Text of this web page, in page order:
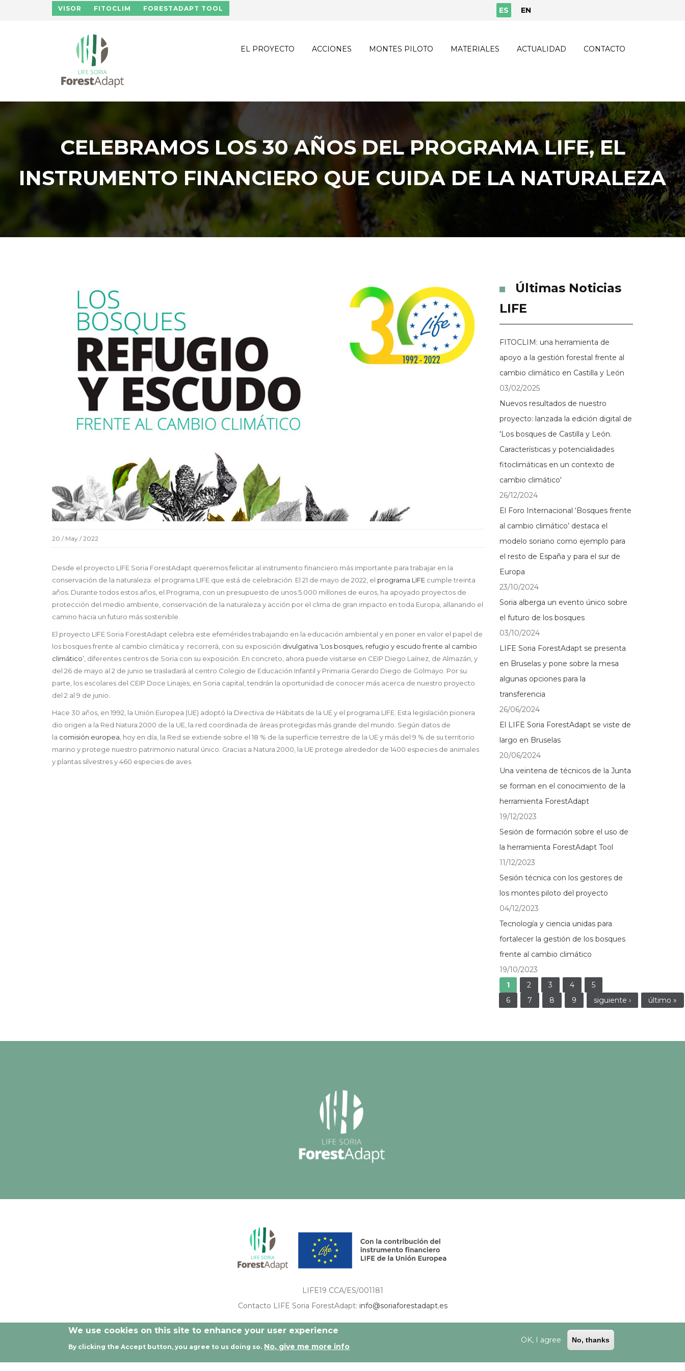
Pasar al contenido principal
VISOR FITOCLIM FORESTADAPT TOOL ES EN
EL PROYECTO ACCIONES MONTES PILOTO MATERIALES ACTUALIDAD CONTACTO
CELEBRAMOS LOS 30 AÑOS DEL PROGRAMA LIFE, EL
INSTRUMENTO FINANCIERO QUE CUIDA DE LA NATURALEZA
20 / May / 2022
Desde el proyecto LIFE Soria ForestAdapt queremos felicitar al instrumento financiero más importante para trabajar en la
conservación de la naturaleza: el programa LIFE que está de celebración. El 21 de mayo de 2022, el programa LIFE cumple treinta
años. Durante todos estos años, el Programa, con un presupuesto de unos 5.000 millones de euros, ha apoyado proyectos de
protección del medio ambiente, conservación de la naturaleza y acción por el clima de gran impacto en toda Europa, allanando el
camino hacia un futuro más sostenible.
El proyecto LIFE Soria ForestAdapt celebra este efemérides trabajando en la educación ambiental y en poner en valor el papel de
los bosques frente al cambio climática y recorrerá, con su exposición divulgativa ‘Los bosques, refugio y escudo frente al cambio
climático’ , diferentes centros de Soria con su exposición. En concreto, ahora puede visitarse en CEIP Diego Laínez, de Almazán, y
del 26 de mayo al 2 de junio se trasladará al centro Colegio de Educación Infantil y Primaria Gerardo Diego de Golmayo. Por su
parte, los escolares del CEIP Doce Linajes, en Soria capital, tendrán la oportunidad de conocer más acerca de nuestro proyecto
del 2 al 9 de junio.
Hace 30 años, en 1992, la Unión Europea (UE) adoptó la Directiva de Hábitats de la UE y el programa LIFE. Esta legislación pionera
dio origen a la Red Natura 2000 de la UE, la red coordinada de áreas protegidas más grande del mundo. Según datos de
la comisión europea , hoy en día, la Red se extiende sobre el 18 % de la superficie terrestre de la UE y más del 9 % de su territorio
marino y protege nuestro patrimonio natural único. Gracias a Natura 2000, la UE protege alrededor de 1400 especies de animales
y plantas silvestres y 460 especies de aves.
Últimas Noticias
LIFE
FITOCLIM: una herramienta de
apoyo a la gestión forestal frente al
cambio climático en Castilla y León
03/02/2025
Nuevos resultados de nuestro
proyecto: lanzada la edición digital de
'Los bosques de Castilla y León.
Características y potencialidades
fitoclimáticas en un contexto de
cambio climático'
26/12/2024
El Foro Internacional ‘Bosques frente
al cambio climático’ destaca el
modelo soriano como ejemplo para
el resto de España y para el sur de
Europa
23/10/2024
Soria alberga un evento único sobre
el futuro de los bosques
03/10/2024
LIFE Soria ForestAdapt se presenta
en Bruselas y pone sobre la mesa
algunas opciones para la
transferencia
26/06/2024
El LIFE Soria ForestAdapt se viste de
largo en Bruselas
20/06/2024
Una veintena de técnicos de la Junta
se forman en el conocimiento de la
herramienta ForestAdapt
19/12/2023
Sesión de formación sobre el uso de
la herramienta ForestAdapt Tool
11/12/2023
Sesión técnica con los gestores de
los montes piloto del proyecto
04/12/2023
Tecnología y ciencia unidas para
fortalecer la gestión de los bosques
frente al cambio climático
19/10/2023
Páginas
1 2 3 4
5
6
7 8 9 siguiente › último »
LIFE19 CCA/ES/001181
Contacto LIFE Soria ForestAdapt: info@soriaforestadapt.es
Las opiniones y documentación aportadas en esta publicación son de exclusiva responsabilidad del autor o autores de los mismos, y no reflejan necesariamente los puntos de vista de CINEA/Comisión Europea.
We use cookies on this site to enhance your user experience
By clicking the Accept button, you agree to us doing so. No, give me more info
OK, I agree No, thanks